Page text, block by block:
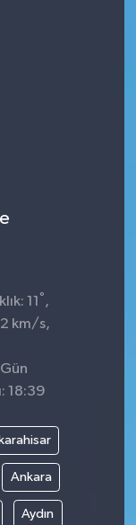
11 ° ,
km/s,
18:39
Ankara
Aydın